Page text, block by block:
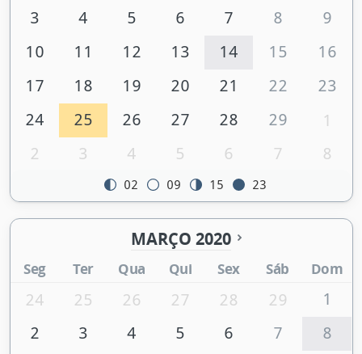
3
4 5 6 7 8
9
10
11 12 13 14 15
16
17
18 19 20 21 22
23
24
25 26 27 28 29
1
2
3 4 5 6 7 8
02 09 15 23
MARÇO 2020
Seg Ter Qua Qui Sex Sáb Dom
24 25 26 27 28 29
1
2
3 4 5 6 7
8